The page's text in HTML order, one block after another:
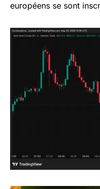
européens se sont